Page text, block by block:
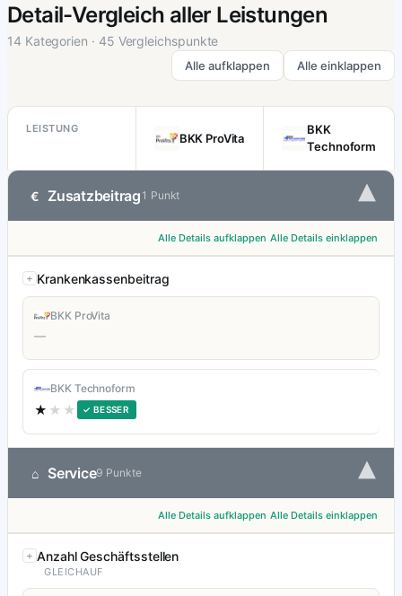
Detail-Vergleich aller Leistungen
14 Kategorien · 45 Vergleichspunkte
Alle aufklappen Alle einklappen
LEISTUNG
BKK ProVita
BKK
Technoform
€ Zusatzbeitrag 1 Punkt ▾
Alle Details aufklappen Alle Details einklappen
Krankenkassenbeitrag
BKK ProVita
—
BKK Technoform
★ ★★ ✓ BESSER
⌂ Service9 Punkte ▾
Alle Details aufklappen Alle Details einklappen
Anzahl Geschäftsstellen
GLEICHAUF